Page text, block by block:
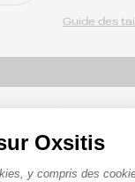
Oxsitis
Gestion
y compris des
Guide des